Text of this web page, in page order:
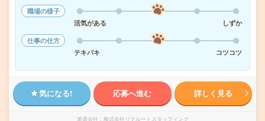
職場の様子
活気がある
しずか
仕事の仕方
テキパキ
コツコツ
気になる! 応募へ進む 詳しく見る
派遣会社 株式会社リクルートスタッフィング